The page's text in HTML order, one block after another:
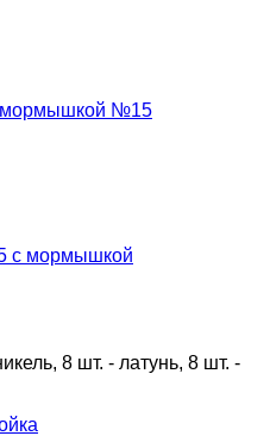
с мормышкой
8 шт. - латунь, 8 шт. -